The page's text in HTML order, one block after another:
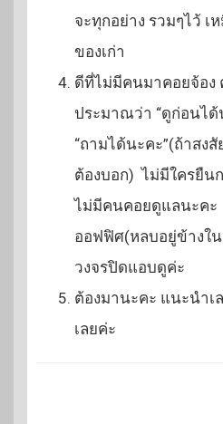
จะทุกอย่าง รวมๆไว้ เ
ของเก่า
ดีที่ไม่มีคนมาคอยจ้อง
ประมาณว่า “ดูก่อนได้
“ถามได้นะคะ”(ถ้าสง
ต้องบอก) ไม่มีใครยืน
ไม่มีคนคอยดูแลนะค
ออฟฟิศ(หลบอยู่ข้างใ
วงจรปิดแอบดูค่ะ
ต้องมานะคะ แนะนำเ
เลยค่ะ